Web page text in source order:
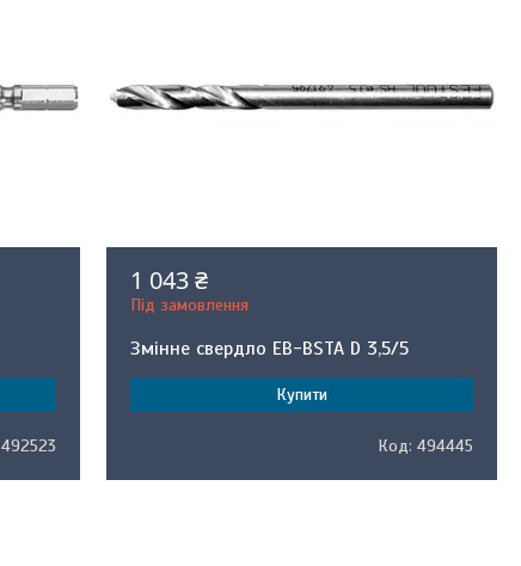
492523
1 043 ₴
Під замовлення
Змінне свердло EB-BSTA D 3,5/5
Купити
494445